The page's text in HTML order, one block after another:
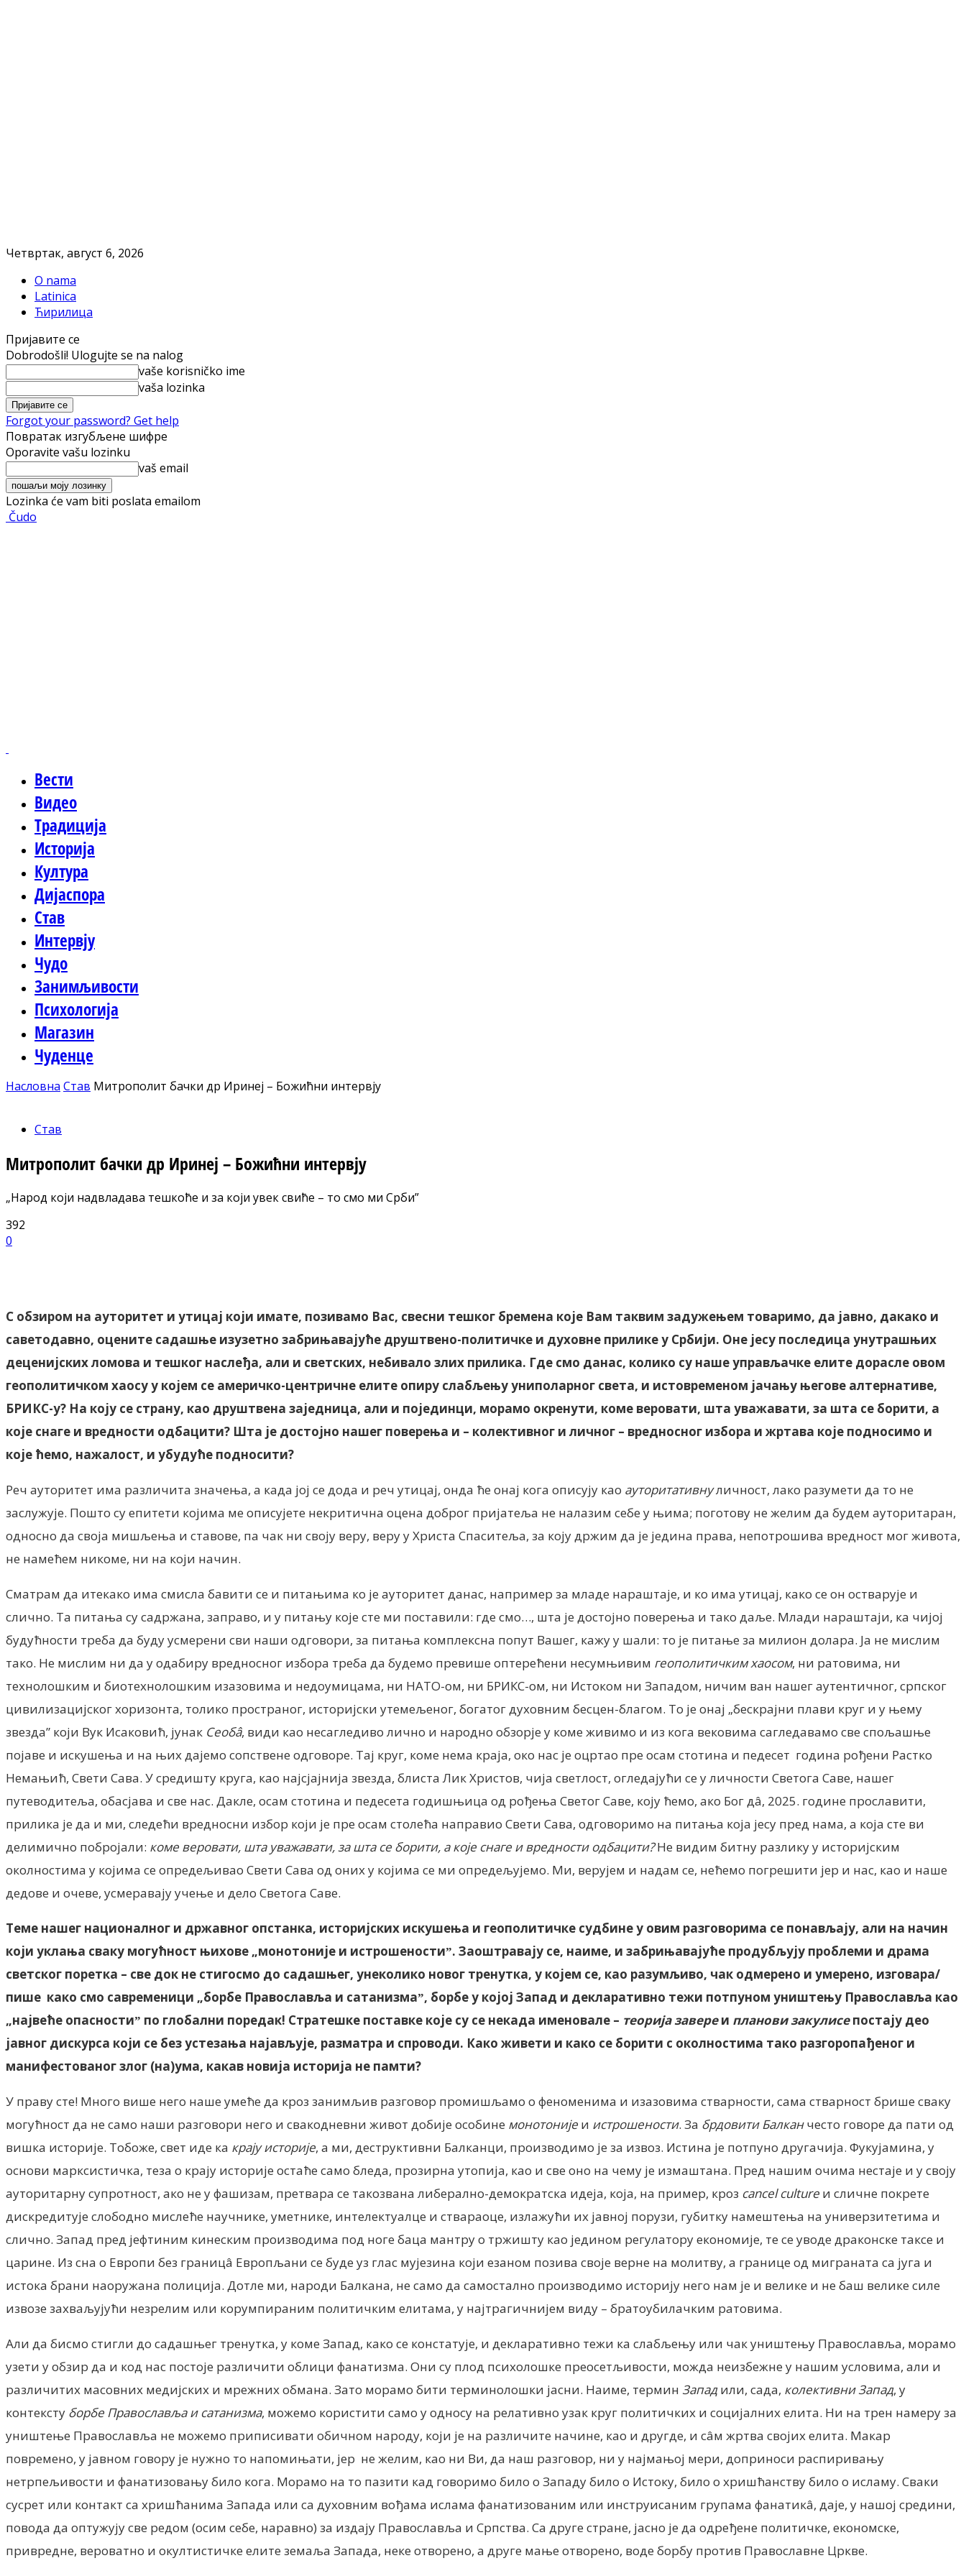
Четвртак, август 6, 2026
O nama
Latinica
Ћирилица
Пријавите се
Dobrodošli! Ulogujte se na nalog
vaše korisničko ime
vaša lozinka
Forgot your password? Get help
Повратак изгубљене шифре
Oporavite vašu lozinku
vaš email
Lozinka će vam biti poslata emailom
Čudo
Вести
Видео
Традиција
Историја
Култура
Дијаспора
Став
Интервју
Чудо
Занимљивости
Психологија
Магазин
Чуденце
Насловна Став Митрополит бачки др Иринеј – Божићни интервју
Став
Митрополит бачки др Иринеј – Божићни интервју
„Народ који надвладава тешкоће и за који увек свиће – то смо ми Срби”
392
0
С обзиром на ауторитет и утицај који имате, позивамо Вас, свесни тешког бремена које Вам таквим задужењем товаримо, да јавно, дакако и
саветодавно, оцените садашње изузетно забрињавајуће друштвено-политичке и духовне прилике у Србији. Оне јесу последица унутрашњих
деценијских ломова и тешког наслеђа, али и светских, небивало злих прилика. Где смо данас, колико су наше управљачке елите дорасле овом
геополитичком хаосу у којем се америчко-центричне елите опиру слабљењу униполарног света, и истовременом јачању његове алтернативе,
БРИКС-у? На коју се страну, као друштвена заједница, али и појединци, морамо окренути, коме веровати, шта уважавати, за шта се борити, а
које снаге и вредности одбацити? Шта је достојно нашег поверења и – колективног и личног – вредносног избора и жртава које подносимо и
које ћемо, нажалост, и убудуће подносити?
Реч ауторитет има различита значења, а када јој се дода и реч утицај, онда ће онај кога описују као ауторитативнуличност, лако разумети да то не
заслужује. Пошто су епитети којима ме описујете некритична оцена доброг пријатеља не налазим себе у њима; поготову не желим да будем ауторитаран,
односно да своја мишљења и ставове, па чак ни своју веру, веру у Христа Спаситеља, за коју држим да је једина права, непотрошива вредност мог живота,
не намећем никоме, ни на који начин.
Сматрам да итекако има смисла бавити се и питањима ко је ауторитет данас, например за младе нараштаје, и ко има утицај, како се он остварује и
слично. Та питања су садржана, заправо, и у питању које сте ми поставили: где смо…, шта је достојно поверења и тако даље. Млади нараштаји, ка чијој
будућности треба да буду усмерени сви наши одговори, за питања комплексна попут Вашег, кажу у шали: то је питање за милион долара. Ја не мислим
тако. Не мислим ни да у одабиру вредносног избора треба да будемо превише оптерећени несумњивим геополитичким хаосом, ни ратовима, ни
технолошким и биотехнолошким изазовима и недоумицама, ни НАТО-ом, ни БРИКС-ом, ни Истоком ни Западом, ничим ван нашег аутентичног, српског
цивилизацијског хоризонта, толико пространог, историјски утемељеног, богатог духовним бесцен-благом. То је онај „бескрајни плави круг и у њему
звезда” који Вук Исаковић, јунак Сеобâ, види као несагледиво лично и народно обзорје у коме живимо и из кога вековима сагледавамо све спољашње
појаве и искушења и на њих дајемо сопствене одговоре. Тај круг, коме нема краја, око нас је оцртао пре осам стотина и педесет година рођени Растко
Немањић, Свети Сава. У средишту круга, као најсјаjнија звезда, блиста Лик Христов, чија светлост, огледајући се у личности Светога Саве, нашег
путеводитеља, обасјава и све нас. Дакле, осам стотина и педесета годишњица од рођења Светог Саве, коју ћемо, ако Бог дâ, 2025. године прославити,
прилика је да и ми, следећи вредносни избор који је пре осам столећа направио Свети Сава, одговоримо на питања која јесу пред нама, а која сте ви
делимично побројали: коме веровати, шта уважавати, за шта се борити, а које снаге и вредности одбацити?Не видим битну разлику у историјским
околностима у којима се опредељивао Свети Сава од оних у којима се ми опредељујемо. Ми, верујем и надам се, нећемо погрешити јер и нас, као и наше
дедове и очеве, усмеравају учење и дело Светога Саве.
Теме нашег националног и државног опстанка, историјских искушења и геополитичке судбине у овим разговорима се понављају, али на начин
који уклања сваку могућност њихове „монотоније и истрошеностиˮ. Заоштравају се, наиме, и забрињавајуће продубљују проблеми и драма
светског поретка – све док не стигосмо до садашњег, унеколико новог тренутка, у којем се, као разумљиво, чак одмерено и умерено, изговара/
пише како смо савременици „борбе Православља и сатанизмаˮ, борбе у којој Запад и декларативно тежи потпуном уништењу Православља као
„највеће опасностиˮ по глобални поредак! Стратешке поставке које су се некада именовале – теорија завереи планови закулисепостају део
јавног дискурса који се без устезања најављује, разматра и спроводи. Како живети и како се борити с околностима тако разгоропађеног и
манифестованог злог (на)ума, какав новија историја не памти?
У праву сте! Много више него наше умеће да кроз занимљив разговор промишљамо о феноменима и изазовима стварности, сама стварност брише сваку
могућност да не само наши разговори него и свакодневни живот добије особине монотоније и истрошености. За брдовити Балканчесто говоре да пати од
вишка историје. Тобоже, свет иде ка крају историје, а ми, деструктивни Балканци, производимо је за извоз. Истина је потпуно другачија. Фукујамина, у
основи марксистичка, теза о крају историје остаће само бледа, прозирна утопија, као и све оно на чему је измаштана. Пред нашим очима нестаје и у своју
ауторитарну супротност, ако не у фашизам, претвара се такозвана либерално-демократска идеја, која, на пример, кроз cancel culture и сличне покрете
дискредитује слободно мислеће научнике, уметнике, интелектуалце и ствараоце, излажући их јавној порузи, губитку намештења на универзитетима и
слично. Запад пред јефтиним кинеским производима под ноге баца мантру о тржишту као једином регулатору економије, те се уводе драконске таксе и
царине. Из сна о Европи без границâ Европљани се буде уз глас мујезина који езаном позива своје верне на молитву, а границе од миграната са југа и
истока брани наоружана полиција. Дотле ми, народи Балкана, не само да самостално производимо историју него нам је и велике и не баш велике силе
извозе захваљујући незрелим или корумпираним политичким елитама, у најтрагичнијем виду – братоубилачким ратовима.
Али да бисмо стигли до садашњег тренутка, у коме Запад, како се констатује, и декларативно тежи ка слабљењу или чак уништењу Православља, морамо
узети у обзир да и код нас постоје различити облици фанатизма. Они су плод психолошке преосетљивости, можда неизбежне у нашим условима, али и
различитих масовних медијских и мрежних обмана. Зато морамо бити терминолошки јасни. Наиме, термин Западили, сада, колективни Запад, у
контексту борбе Православља и сатанизма, можемо користити само у односу на релативно узак круг политичких и социјалних елита. Ни на трен намеру за
уништење Православља не можемо приписивати обичном народу, који је на различите начине, као и другде, и сâм жртва својих елита. Макар
повремено, у јавном говору је нужно то напомињати, јер не желим, као ни Ви, да наш разговор, ни у најмањој мери, доприноси распиривању
нетрпељивости и фанатизовању било кога. Морамо на то пазити кад говоримо било о Западу било о Истоку, било о хришћанству било о исламу. Сваки
сусрет или контакт са хришћанима Запада или са духовним вођама ислама фанатизованим или инструисаним групама фанатикâ, даје, у нашој средини,
повода да оптужују све редом (осим себе, наравно) за издају Православља и Српства. Са друге стране, јасно је да одређене политичке, економске,
привредне, вероватно и окултистичке елите земаља Запада, неке отворено, а друге мање отворено, воде борбу против Православне Цркве.